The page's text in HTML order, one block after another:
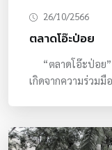
26/10/2566
ตลาดโอ๊ะป่อย
“ตลาดโอ๊ะป่อย”